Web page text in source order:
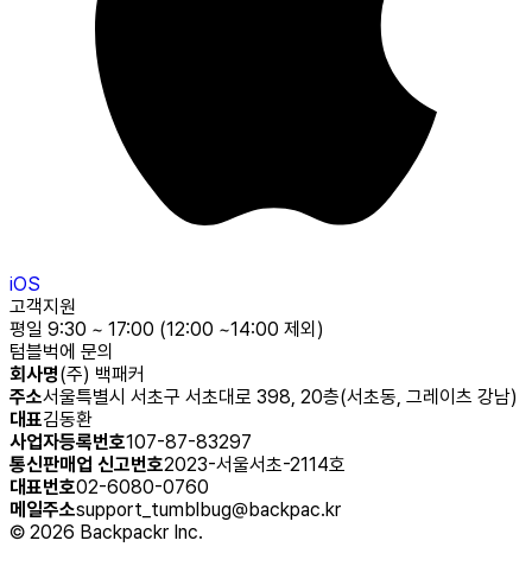
iOS
고객지원
평일 9:30 ~ 17:00 (12:00 ~14:00 제외)
텀블벅에 문의
회사명(주) 백패커
주소서울특별시 서초구 서초대로 398, 20층(서초동, 그레이츠 강남)
대표김동환
사업자등록번호107-87-83297
통신판매업 신고번호2023-서울서초-2114호
대표번호02-6080-0760
메일주소support_tumblbug@backpac.kr
© 2026 Backpackr Inc.